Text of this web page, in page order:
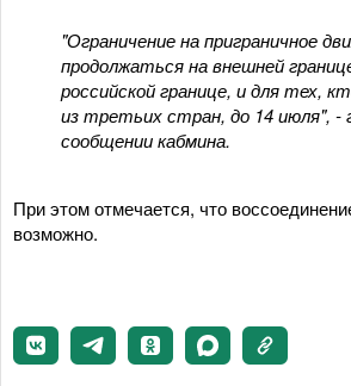
"Ограничение на приграничное
продолжаться на внешней
российской границе, и для тех,
из третьих стран, до 14 июля", -
сообщении кабмина.
При этом отмечается, что
возможно.